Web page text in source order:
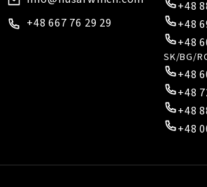
+48 667 76 29 29
+48
+48
+48
SK/BG/
+48
+48
+48
+48